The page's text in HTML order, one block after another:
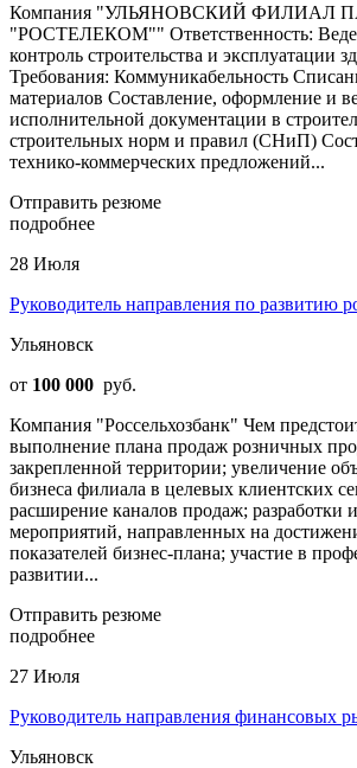
Компания "УЛЬЯНОВСКИЙ ФИЛИАЛ
"РОСТЕЛЕКОМ"" Ответственность:
контроль строительства и эксплуатации
Требования: Коммуникабельность
материалов Составление, оформление и
исполнительной документации в
строительных норм и правил (СНиП)
технико-коммерческих предложений...
Отправить резюме
подробнее
28 Июля
Руководитель направления по развитию
Ульяновск
от 100 000 руб.
Компания "Россельхозбанк" Чем
выполнение плана продаж розничных
закрепленной территории; увеличение
бизнеса филиала в целевых клиентских
расширение каналов продаж; разработки
мероприятий, направленных на
показателей бизнес-плана; участие в
развитии...
Отправить резюме
подробнее
27 Июля
Руководитель направления финансовых
Ульяновск